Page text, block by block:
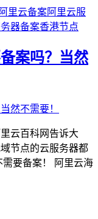
阿里云备案阿里云服
器备案香港节点
案吗？当然
云百科网告诉大
节点的云服务器都
要备案！ 阿里云海